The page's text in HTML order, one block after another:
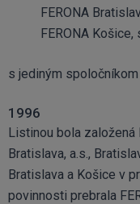
FERONA
FERONA Košice,
s jediným spoločníkom
1996
Listinou bola založená
Bratislava, a.s.,
Bratislava a Košice v
povinnosti prebrala